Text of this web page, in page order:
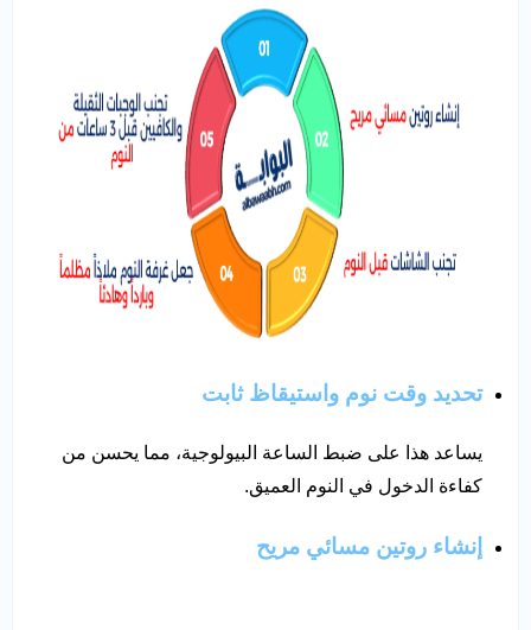
تحديد وقت نوم واستيقاظ ثابت
يساعد هذا على ضبط الساعة البيولوجية، مما يحسن من
كفاءة الدخول في النوم العميق.
إنشاء روتين مسائي مريح